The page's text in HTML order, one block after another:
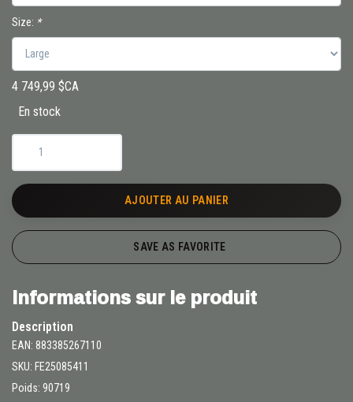
Size: *
4 749,99 $CA
En stock
AJOUTER AU PANIER
SAVE AS FAVORITE
Informations sur le produit
Description
EAN: 883385267110
SKU: FE25085411
Poids: 90719